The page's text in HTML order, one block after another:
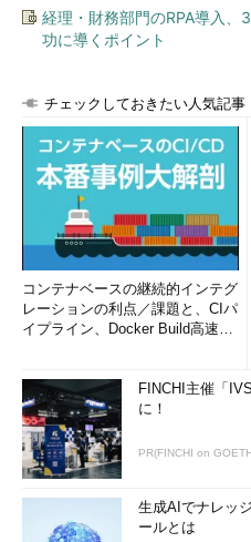
経理・財務部門のRPA導入、
功に導くポイント
チェックしておきたい人気記事
コンテナベースの継続的インテグ
レーションの利点／課題と、CIパ
イプライン、Docker Build高速化
FINCHI主催「
に！
PR(FINCHI on
生成AIでナレッ
ールとは